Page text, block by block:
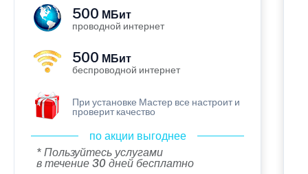
500 МБит
проводной интернет
500 МБит
беспроводной интернет
При установке Мастер все настроит и
проверит качество
по акции выгоднее
* Пользуйтесь услугами
в течение 30 дней бесплатно